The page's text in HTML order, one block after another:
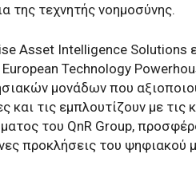
της τεχνητής νοημοσύνης.
Asset Intelligence Solutions
Technology
μονάδων που
και τις εμπλουτίζουν με τις
του QnR Group,
προκλήσεις του ψηφιακού